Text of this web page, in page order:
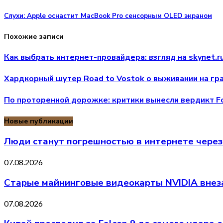
Слухи: Apple оснастит MacBook Pro сенсорным OLED экраном
Похожие записи
Как выбрать интернет-провайдера: взгляд на
Хардкорный шутер Road to Vostok о выживании на
По проторенной дорожке: критики вынесли вердикт
Новые публикации
Люди станут погрешностью в интернете
07.08.2026
Старые майнинговые видеокарты NVIDIA
07.08.2026